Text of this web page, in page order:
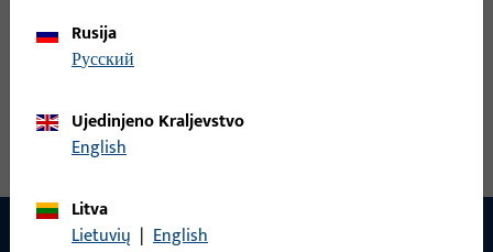
Kutna utorna spojnica, ukupna širina 117 mm, ukupna visina /
Desno
Rusija
русский
Ujedinjeno Kraljevstvo
English
Litva
Lietuvių | English